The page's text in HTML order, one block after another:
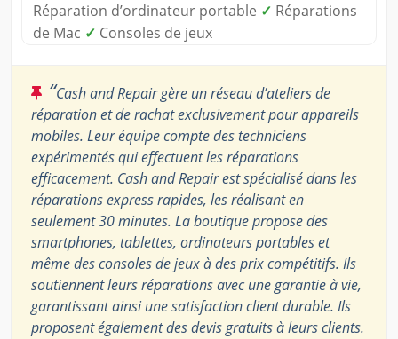
Réparation d’ordinateur portable ✓ Réparations
de Mac ✓ Consoles de jeux
“Cash and Repair gère un réseau d’ateliers de
réparation et de rachat exclusivement pour appareils
mobiles. Leur équipe compte des techniciens
expérimentés qui effectuent les réparations
efficacement. Cash and Repair est spécialisé dans les
réparations express rapides, les réalisant en
seulement 30 minutes. La boutique propose des
smartphones, tablettes, ordinateurs portables et
même des consoles de jeux à des prix compétitifs. Ils
soutiennent leurs réparations avec une garantie à vie,
garantissant ainsi une satisfaction client durable. Ils
proposent également des devis gratuits à leurs clients.